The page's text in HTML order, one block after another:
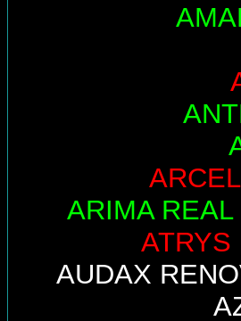
ARIMA REAL
ATRYS
AUDAX